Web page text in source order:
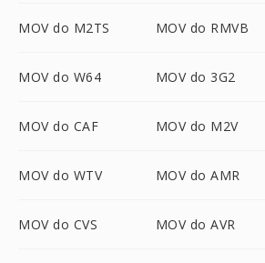
MOV do M2TS MOV do RMVB
MOV do W64 MOV do 3G2
MOV do CAF MOV do M2V
MOV do WTV MOV do AMR
MOV do CVS MOV do AVR